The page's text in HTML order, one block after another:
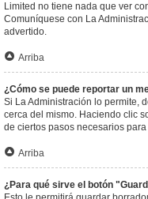
Limited no tiene nada que ver
Comuníquese con La
advertido.
Arriba
¿Cómo se puede reportar un
Si La Administración lo permite,
cerca del mismo. Haciendo clic
de ciertos pasos necesarios
Arriba
¿Para qué sirve el botón